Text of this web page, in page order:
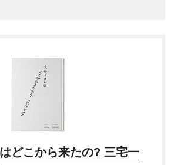
どこから来たの? 三宅一